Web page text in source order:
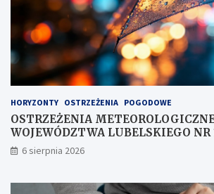
s
t
y
c
c
z
e
k
ą
HORYZONTY OSTRZEŻENIA POGODOWE
OSTRZEŻENIA
WOJEWÓDZTWA LUBELSKIEGO NR
6 sierpnia 2026